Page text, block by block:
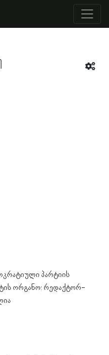
პარტიის
ორგანო; რედაქტორ-